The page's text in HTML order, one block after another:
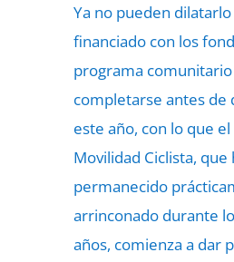
Ya no pueden dilatarlo
financiado con los
programa
completarse antes de
este año, con lo que el
Movilidad Ciclista, que
permanecido
arrinconado durante
años, comienza a dar